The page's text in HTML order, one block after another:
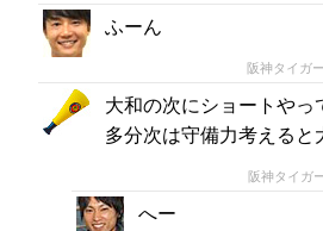
ふーん
阪神タイガ
大和の次にショートやっ
多分次は守備力考えると
阪神タイガ
へー